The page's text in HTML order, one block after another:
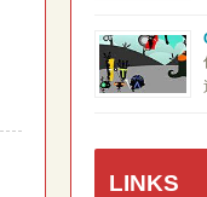
LINKS